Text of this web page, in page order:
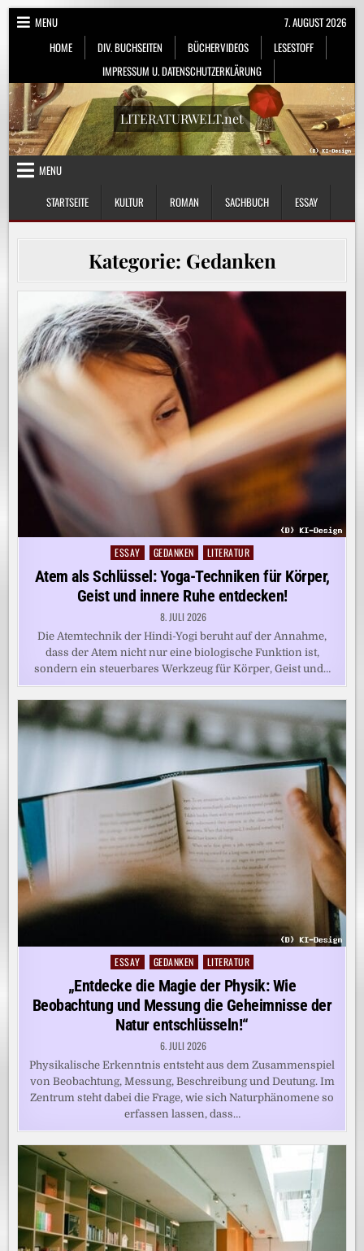
Skip
MENU
HOME
DIV. BUCHSEITEN BÜCHERVIDEOS
LESESTOFF
IMPRESSUM U. DATENSCHUTZERKLÄRUNG
7. AUGUST 2026
LITERATURWELT.net
MENU
STARTSEITE
KULTUR ROMAN SACHBUCH ESSAY
Kategorie: Gedanken
Posted
in
ESSAY GEDANKEN LITERATUR
Atem als Schlüssel: Yoga-Techniken für Körper,
Geist und innere Ruhe entdecken!
8. JULI 2026
Die Atemtechnik der Hindi-Yogi beruht auf der Annahme,
dass der Atem nicht nur eine biologische Funktion ist,
sondern ein steuerbares Werkzeug für Körper, Geist und…
Posted
in
ESSAY GEDANKEN LITERATUR
„Entdecke die Magie der Physik: Wie
Beobachtung und Messung die Geheimnisse der
Natur entschlüsseln!“
6. JULI 2026
Physikalische Erkenntnis entsteht aus dem Zusammenspiel
von Beobachtung, Messung, Beschreibung und Deutung. Im
Zentrum steht dabei die Frage, wie sich Naturphänomene so
erfassen lassen, dass…